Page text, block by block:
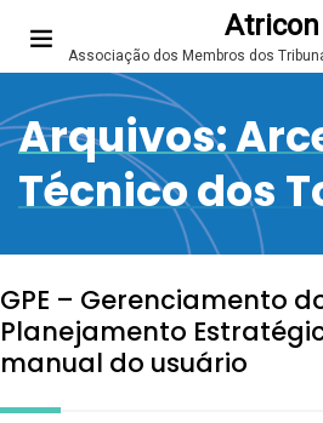
Atricon
Associação dos Membros dos
Arquivos:
Técnico dos
GPE – Gerenciamento
Planejamento
manual do usuário